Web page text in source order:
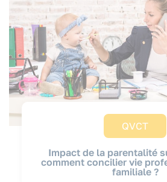
QVCT
Impact de la parentalité
comment concilier vie
familiale ?